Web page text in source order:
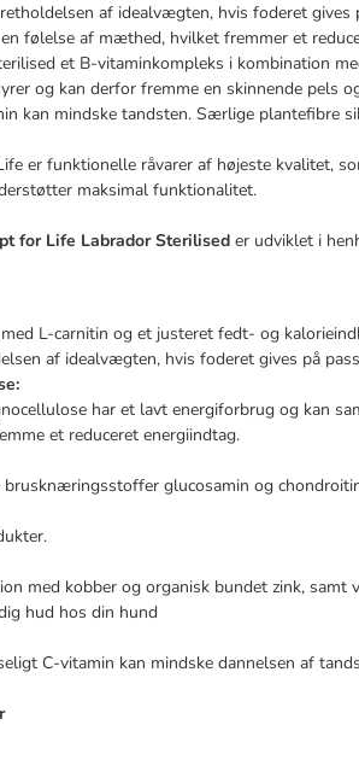
af idealvægten, hvis foderet gives
følelse af mæthed, hvilket fremmer et
et B-vitaminkompleks i kombination
og kan derfor fremme en skinnende pels
kan mindske tandsten. Særlige plantefibre
er funktionelle råvarer af højeste kvalitet,
maksimal funktionalitet.
for Life Labrador Sterilised er udviklet i
L-carnitin og et justeret fedt- og
af idealvægten, hvis foderet gives på
har et lavt energiforbrug og kan
et reduceret energiindtag.
glucosamin og
med kobber og organisk bundet zink,
hud hos din hund
C-vitamin kan mindske dannelsen af